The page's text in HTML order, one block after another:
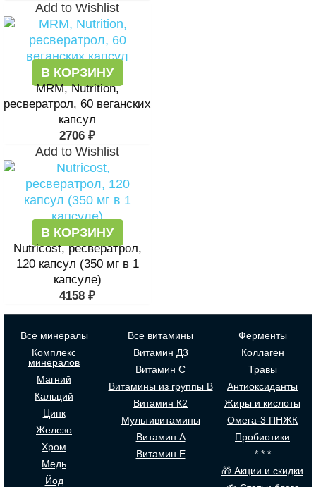
Add to Wishlist
В КОРЗИНУ
MRM, Nutrition,
ресвератрол, 60 веганских
капсул
2706 ₽
Add to Wishlist
В КОРЗИНУ
Nutricost, ресвератрол,
120 капсул (350 мг в 1
капсуле)
4158 ₽
Все минералы
Комплекс
минералов
Магний
Кальций
Цинк
Железо
Хром
Медь
Йод
Все витамины
Витамин Д3
Витамин С
Витамины из группы В
Витамин К2
Мультивитамины
Витамин А
Витамин Е
Ферменты
Коллаген
Травы
Антиоксиданты
Жиры и кислоты
Омега-3 ПНЖК
Пробиотики
* * *
🎁 Акции и скидки